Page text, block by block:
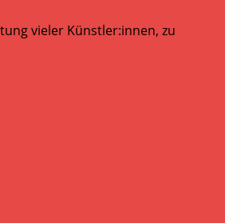
vieler Künstler:innen, zu